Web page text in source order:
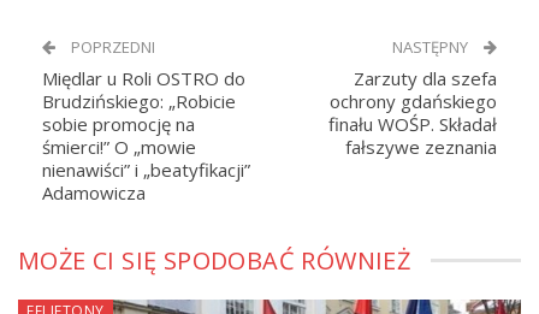
POPRZEDNI
Międlar u Roli OSTRO do
Brudzińskiego: „Robicie
sobie promocję na
śmierci!” O „mowie
nienawiści” i „beatyfikacji”
Adamowicza
NASTĘPNY
Zarzuty dla szefa
ochrony gdańskiego
finału WOŚP. Składał
fałszywe zeznania
MOŻE CI SIĘ SPODOBAĆ RÓWNIEŻ